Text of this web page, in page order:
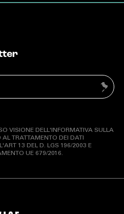
VISIONE DELL'INFORMATIVA SULLA
AL TRATTAMENTO DEI DATI
13 DEL D. LGS 196/2003 E
UE 679/2016.
Invia